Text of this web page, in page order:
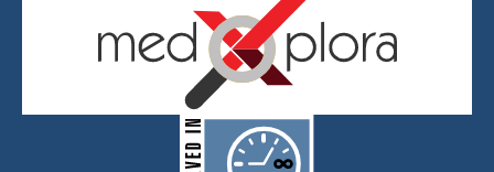
publications, governed by and
for its stakeholders.